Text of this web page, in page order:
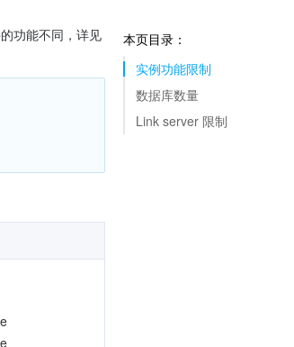
本页目录：
实例功能限制
数据库数量
Link server 限制